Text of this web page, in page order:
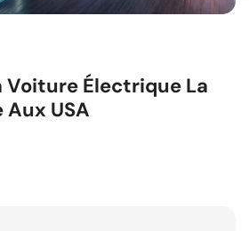
Voiture Électrique La
USA